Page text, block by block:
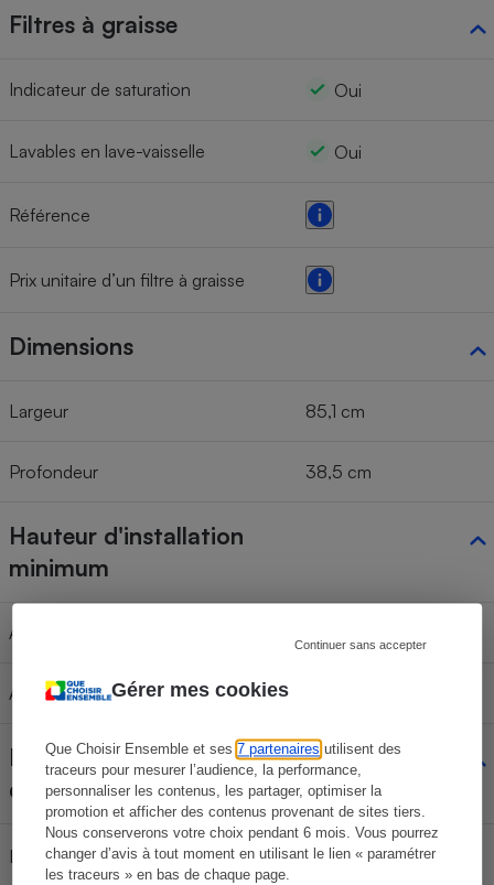
Gérer mes cookies
Que Choisir Ensemble et ses7 partenaires utilisent des
traceurs pour mesurer l’audience, la performance,
personnaliser les contenus, les partager, optimiser la
promotion et afficher des contenus provenant de sites tiers.
Nous conserverons votre choix pendant 6 mois. Vous pourrez
changer d’avis à tout moment en utilisant le lien « paramétrer
les traceurs » en bas de chaque page.
Continuer sans accepter
Filtres à graisse
Indicateur de saturation Oui
Lavables en lave-vaisselle Oui
Référence
Prix unitaire d’un filtre à graisse
Dimensions
Largeur 85,1 cm
Profondeur 38,5 cm
Hauteur d'installation
minimum
Au dessus d'une table à gaz
Au dessus d'une table électrique
Dimensions
d'encastrement
Largeur